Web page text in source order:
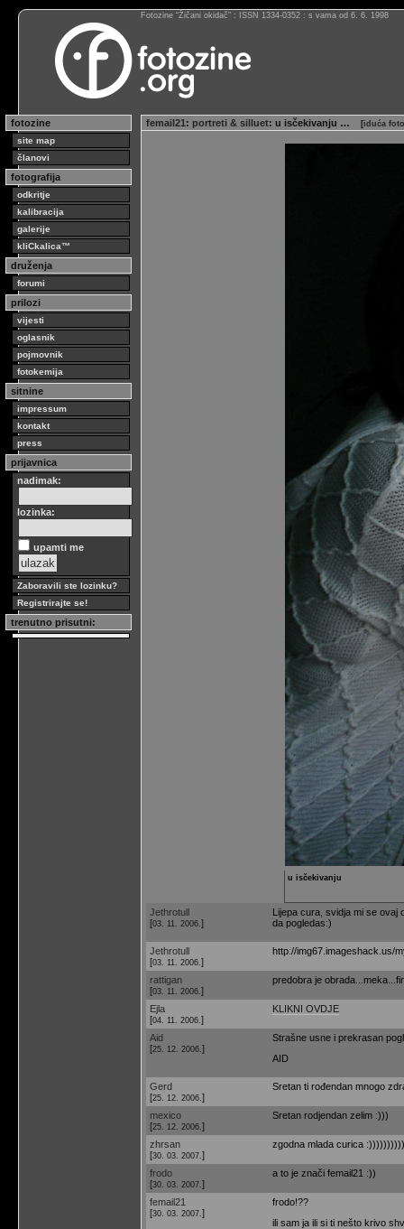
Fotozine “Žičani okidač” : ISSN 1334-0352 : s vama od 6. 6. 1998
fotozine
site map
članovi
fotografija
odkritje
kalibracija
galerije
kliCkalica™
druženja
forumi
prilozi
vijesti
oglasnik
pojmovnik
fotokemija
sitnine
impressum
kontakt
press
prijavnica
nadimak:
lozinka:
upamti me
Zaboravili ste lozinku?
Registrirajte se!
trenutno prisutni:
femail21 : portreti & silluet: u isčekivanju … [iduća
u isčekivanju
Jethrotull
[03. 11. 2006. ]
Lijepa cura, svidja mi se ovaj
da pogledas:)
Jethrotull
[03. 11. 2006. ]
http://img67.imageshack.us/
rattigan
[03. 11. 2006. ]
predobra je
Ejla
[04. 11. 2006. ]
KLIKNI OVDJE
Aid
[25. 12. 2006. ]
Strašne usne i prekrasan
AID
Gerd
[25. 12. 2006. ]
Sretan ti rođendan mnogo
mexico
[25. 12. 2006. ]
Sretan rodjendan zelim :)))
zhrsan
[30. 03. 2007. ]
zgodna mlada curica :))))))))))
frodo
[30. 03. 2007. ]
a to je znači femail21 :))
femail21
[30. 03. 2007. ]
frodo!??
ili sam ja ili si ti nešto krivo